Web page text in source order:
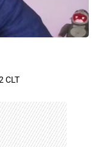
CLT